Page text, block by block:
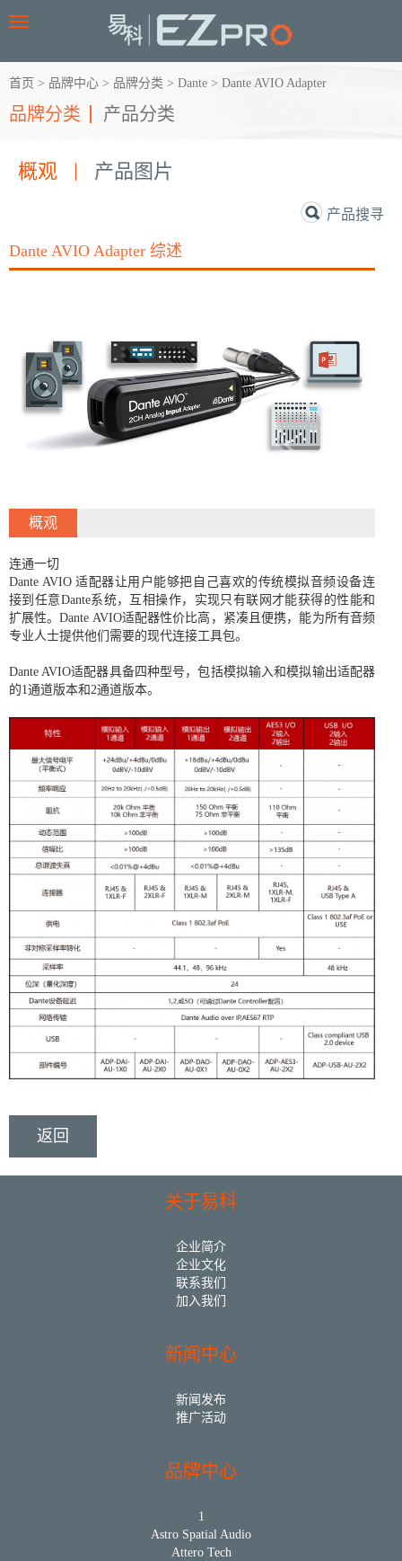
Toggle
首页 > 品牌中心 > 品牌分类 > Dante > Dante AVIO Adapter
品牌分类 产品分类
概观 产品图片
产品搜寻
Dante AVIO Adapter 综述
概观
连通一切
Dante AVIO 适配器让用户能够把自己喜欢的传统模拟音频设备连
接到任意Dante系统，互相操作，实现只有联网才能获得的性能和
扩展性。Dante AVIO适配器性价比高，紧凑且便携，能为所有音频
专业人士提供他们需要的现代连接工具包。
Dante AVIO适配器具备四种型号，包括模拟输入和模拟输出适配器
的1通道版本和2通道版本。
返回
关于易科
企业简介
企业文化
联系我们
加入我们
新闻中心
新闻发布
推广活动
品牌中心
1
Astro Spatial Audio
Attero Tech